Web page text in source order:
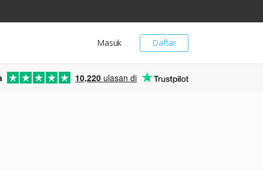
Daftar
Masuk
10,220 ulasan di